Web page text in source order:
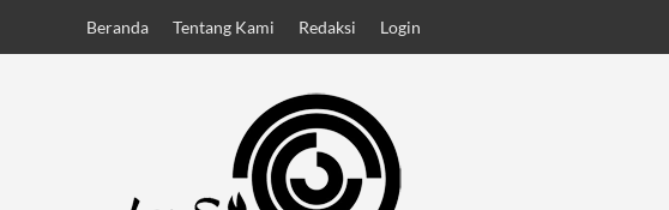
Beranda Tentang Kami Redaksi Login